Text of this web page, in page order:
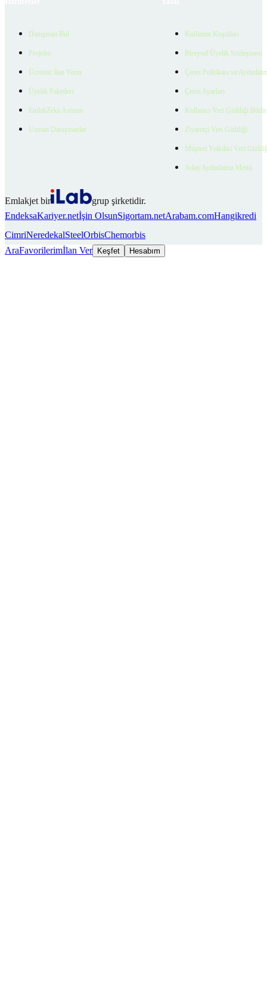
Danışman Bul
Projeler
Ücretsiz İlan Verin
Üyelik Paketleri
EmlakZeka Asistan
Uzman Danışmanlar
Kullanım Koşulları
Bireysel Üyelik Sözleşmesi
Çerez Politikası ve
Çerez Ayarları
Kullanıcı Veri Gizliliği
Ziyaretçi Veri Gizliliği
Müşteri Yetkilisi Veri
Aday Aydınlatma Metni
Emlakjet bir
grup şirketidir.
EndeksaKariyer.netİşin OlsunSigortam.netArabam.comHangikredi
CimriNeredekalSteelOrbisChemorbis
AraFavorilerimİlan Ver Keşfet Hesabım